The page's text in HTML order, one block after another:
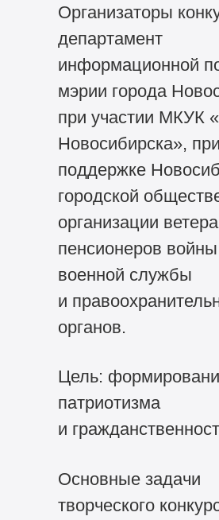
Организаторы
департамент
информационной
мэрии города
при участии МКУК
Новосибирска», при
поддержке
городской
организации
пенсионеров
военной службы
и
органов.
Цель:
патриотизма
и
Основные задачи
творческого